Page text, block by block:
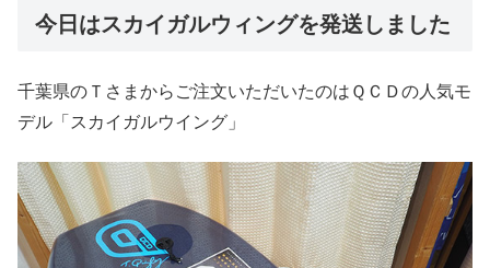
今日はスカイガルウィングを発送しました
千葉県のＴさまからご注文いただいたのはＱＣＤの人気モ
デル「スカイガルウイング」